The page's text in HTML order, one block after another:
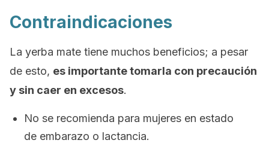
Contraindicaciones
La yerba mate tiene muchos beneficios; a pesar
de esto, es importante tomarla con precaución
y sin caer en excesos.
No se recomienda para mujeres en estado
de embarazo o lactancia.